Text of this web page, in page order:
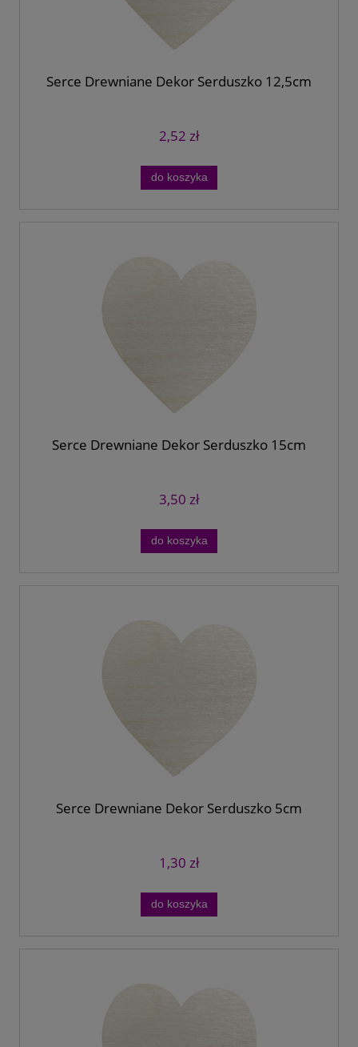
Serce Drewniane Dekor Serduszko 12,5cm
2,52 zł
do koszyka
Serce Drewniane Dekor Serduszko 15cm
3,50 zł
do koszyka
Serce Drewniane Dekor Serduszko 5cm
1,30 zł
do koszyka